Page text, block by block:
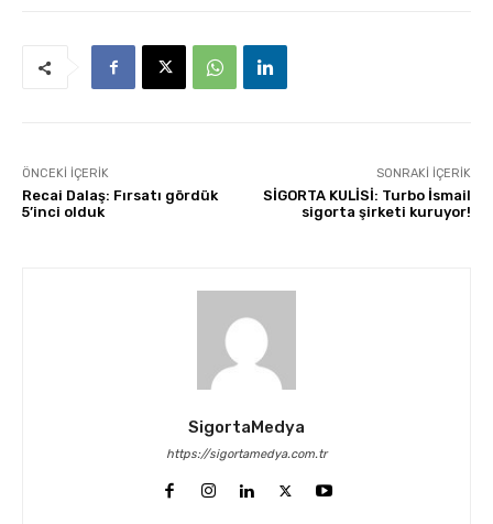
ÖNCEKI İÇERIK
Recai Dalaş: Fırsatı gördük
5’inci olduk
SONRAKI İÇERIK
SİGORTA KULİSİ: Turbo İsmail
sigorta şirketi kuruyor!
SigortaMedya
https://sigortamedya.com.tr